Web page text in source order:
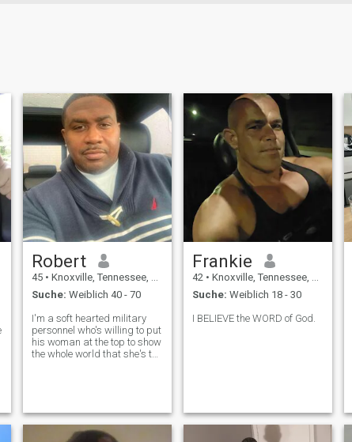
Robert
45 • Knoxville, Tennessee, USA
Suche: Weiblich 40 - 70
I'm a soft hearted military
personnel who's willing to put
his woman at the top to show
the whole world that she's the
Frankie
42 • Knoxville, Tennessee, USA
Suche: Weiblich 18 - 30
I BELIEVE the WORD of God.